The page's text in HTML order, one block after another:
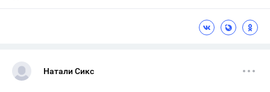
Натали Сикс